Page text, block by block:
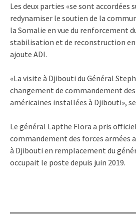
Les deux parties «se sont accordées
redynamiser le soutien de la
la Somalie en vue du renforcement
stabilisation et de reconstruction
ajoute ADI.
«La visite à Djibouti du Général
changement de commandement
américaines installées à Djibouti»,
Le général Lapthe Flora a pris
commandement des forces armées
à Djibouti en remplacement du
occupait le poste depuis juin 2019.